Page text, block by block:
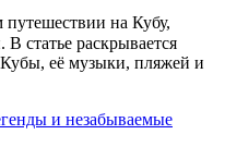
путешествии на Кубу,
статье раскрывается
Кубы, её музыки, пляжей и
и незабываемые